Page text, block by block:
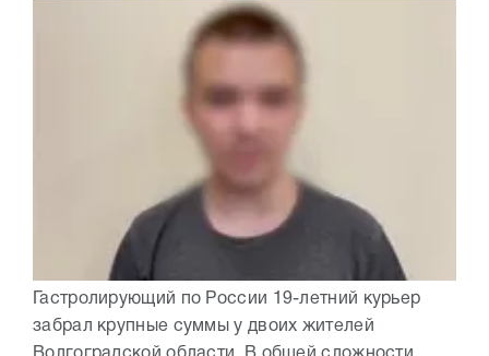
Гастролирующий по России 19-летний курьер
забрал крупные суммы у двоих жителей